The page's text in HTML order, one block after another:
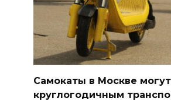
Самокаты в Москве могут
круглогодичным